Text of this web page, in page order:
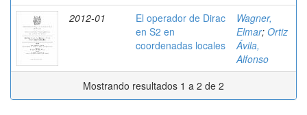
2012-01
El operador de Dirac
en S2 en
coordenadas locales
Wagner,
Elmar; Ortiz
Ávila,
Alfonso
Mostrando resultados 1 a 2 de 2